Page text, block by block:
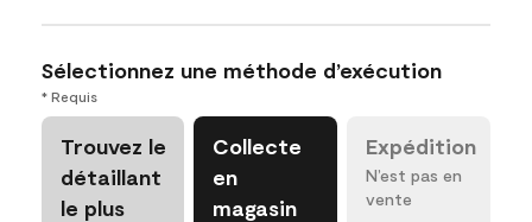
Sélectionnez une méthode d’exécution
* Requis
Trouvez le
détaillant
le plus
Collecte
en
magasin
Expédition
N’est pas en
vente